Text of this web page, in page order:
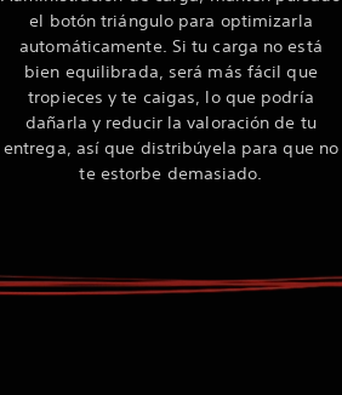
el botón triángulo para optimizarla
automáticamente. Si tu carga no está
bien equilibrada, será más fácil que
tropieces y te caigas, lo que podría
dañarla y reducir la valoración de tu
entrega, así que distribúyela para que no
te estorbe demasiado.